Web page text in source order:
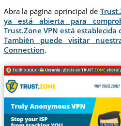
Abra la página oprincipal de
ya está abierta para
Trust.Zone VPN está establecida
También puede visitar
Connection.
Tu IP: x.x.x.x · Ucrania ·¡Estás enTRUST.ZONE ahora!